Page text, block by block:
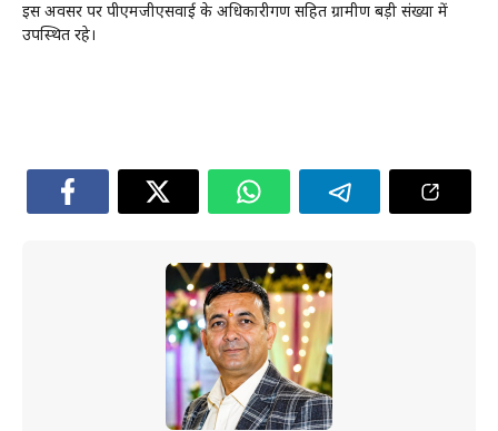
इस अवसर पर पीएमजीएसवाई के अधिकारीगण सहित ग्रामीण बड़ी संख्या में
उपस्थित रहे।